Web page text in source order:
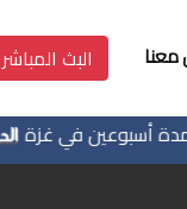
البث المباشر
في غزة